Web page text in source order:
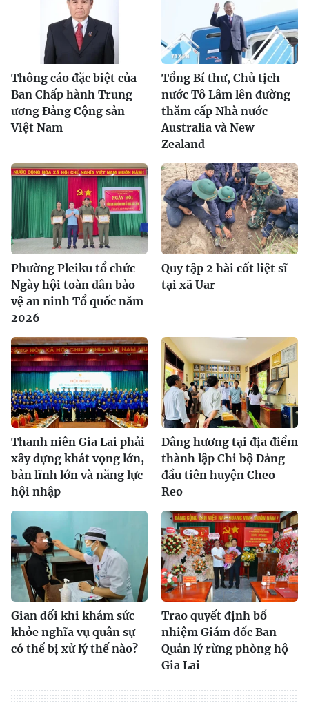
Thông cáo đặc biệt của
Ban Chấp hành Trung
ương Đảng Cộng sản
Việt Nam
Tổng Bí thư, Chủ tịch
nước Tô Lâm lên đường
thăm cấp Nhà nước
Australia và New
Zealand
Phường Pleiku tổ chức
Ngày hội toàn dân bảo
vệ an ninh Tổ quốc năm
2026
Quy tập 2 hài cốt liệt sĩ
tại xã Uar
Thanh niên Gia Lai phải
xây dựng khát vọng lớn,
bản lĩnh lớn và năng lực
hội nhập
Dâng hương tại địa điểm
thành lập Chi bộ Đảng
đầu tiên huyện Cheo
Reo
Gian dối khi khám sức
khỏe nghĩa vụ quân sự
có thể bị xử lý thế nào?
Trao quyết định bổ
nhiệm Giám đốc Ban
Quản lý rừng phòng hộ
Gia Lai